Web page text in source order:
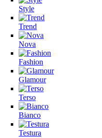
Style
Trend
Nova
Fashion
Glamour
Terso
Bianco
Testura